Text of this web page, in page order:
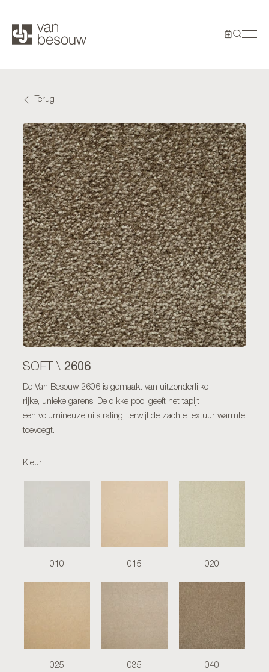
Terug
SOFT \ 2606
De Van Besouw 2606 is gemaakt van uitzonderlijke
rijke, unieke garens. De dikke pool geeft het tapijt
een volumineuze uitstraling, terwijl de zachte textuur warmte
toevoegt.
Kleur
010 015 020
025 035 040